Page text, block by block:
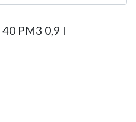
PM3 0,9 l